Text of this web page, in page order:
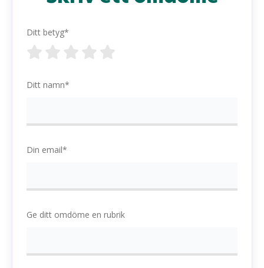
Ditt betyg*
Ditt namn*
Din email*
Ge ditt omdöme en rubrik